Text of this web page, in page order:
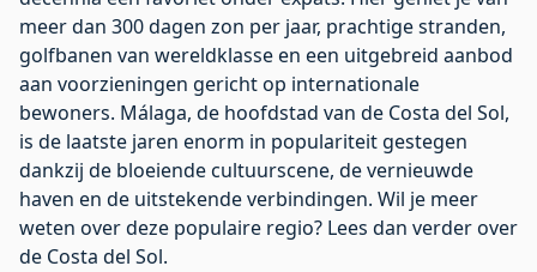
meer dan 300 dagen zon per jaar, prachtige stranden,
golfbanen van wereldklasse en een uitgebreid aanbod
aan voorzieningen gericht op internationale
bewoners. Málaga, de hoofdstad van de Costa del Sol,
is de laatste jaren enorm in populariteit gestegen
dankzij de bloeiende cultuurscene, de vernieuwde
haven en de uitstekende verbindingen. Wil je meer
weten over deze populaire regio? Lees dan verder over
de Costa del Sol.